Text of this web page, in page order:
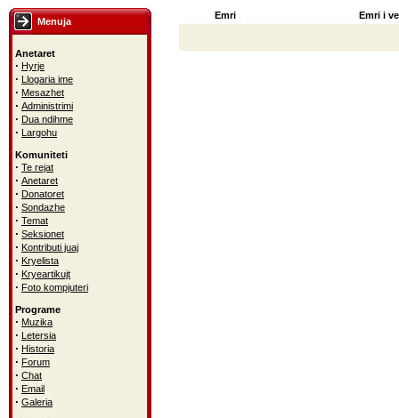
Menuja
Anetaret
· Hyrje
· Llogaria ime
· Mesazhet
· Administrimi
· Dua ndihme
· Largohu
Komuniteti
· Te rejat
· Anetaret
· Donatoret
· Sondazhe
· Temat
· Seksionet
· Kontributi juaj
· Kryelista
· Kryeartikujt
· Foto kompjuteri
Programe
· Muzika
· Letersia
· Historia
· Forum
· Chat
· Email
· Galeria
Emri Emri i